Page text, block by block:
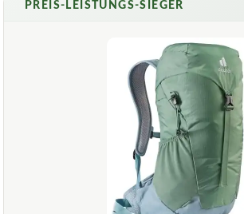
PREIS-LEISTUNGS-SIEGER